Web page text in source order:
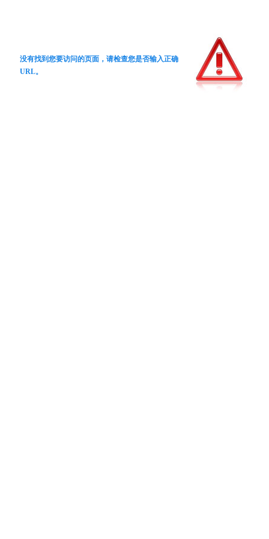
没有找到您要访问的页面，请检查您是否输入正确
URL。